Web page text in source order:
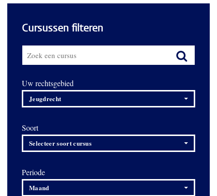
Cursussen filteren
Uw rechtsgebied
Jeugdrecht
Soort
Selecteer soort cursus
Periode
Maand